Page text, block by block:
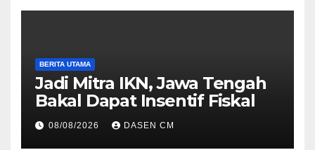
BERITA UTAMA
Jadi Mitra IKN, Jawa Tengah
Bakal Dapat Insentif Fiskal
08/08/2026 DASEN CM